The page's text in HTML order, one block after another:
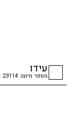
עידו
מספר מיוצג: 23114